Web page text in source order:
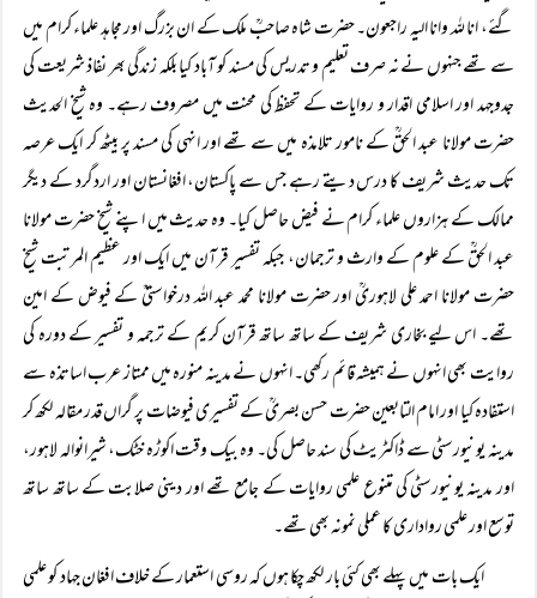
گئے، انا للہ وانا الیہ راجعون۔ حضرت شاہ صاحبؒ ملک کے ان بزرگ اور مجاہد علماء کرام میں
سے تھے جنہوں نے نہ صرف تعلیم و تدریس کی مسند کو آباد کیا بلکہ زندگی بھر نفاذ شریعت کی
جدوجہد اور اسلامی اقدار و روایات کے تحفظ کی محنت میں مصروف رہے۔ وہ شیخ الحدیث
حضرت مولانا عبد الحقؒ کے نامور تلامذہ میں سے تھے اور انہی کی مسند پر بیٹھ کر ایک عرصہ
تک حدیث شریف کا درس دیتے رہے جس سے پاکستان، افغانستان اور اردگرد کے دیگر
ممالک کے ہزاروں علماء کرام نے فیض حاصل کیا۔ وہ حدیث میں اپنے شیخ حضرت مولانا
عبد الحقؒ کے علوم کے وارث و ترجمان، جبکہ تفسیر قرآن میں ایک اور عظیم المرتبت شیخ
حضرت مولانا احمد علی لاہوریؒ اور حضرت مولانا محمد عبد اللہ درخواستیؒ کے فیوض کے امین
تھے۔ اس لیے بخاری شریف کے ساتھ ساتھ قرآن کریم کے ترجمہ و تفسیر کے دورہ کی
روایت بھی انہوں نے ہمیشہ قائم رکھی۔ انہوں نے مدینہ منورہ میں ممتاز عرب اساتذہ سے
استفادہ کیا اور امام التابعین حضرت حسن بصریؒ کے تفسیری فیوضات پر گراں قدر مقالہ لکھ کر
مدینہ یونیورسٹی سے ڈاکٹریٹ کی سند حاصل کی۔ وہ بیک وقت اکوڑہ خٹک، شیرانوالہ لاہور،
اور مدینہ یونیورسٹی کی متنوع علمی روایات کے جامع تھے اور دینی صلابت کے ساتھ ساتھ
توسع اور علمی رواداری کا عملی نمونہ بھی تھے۔
ایک بات میں پہلے بھی کئی بار لکھ چکا ہوں کہ روسی استعمار کے خلاف افغان جہاد کو علمی